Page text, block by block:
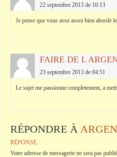
22 septembre 2013 de 10:13
Je pense que vous avez assez bien aborde
FAIRE DE L
23 septembre 2013 de 04:51
Le sujet me passionne completement, a
RÉPONDRE À
RÉPONSE.
Votre adresse de messagerie ne sera pas